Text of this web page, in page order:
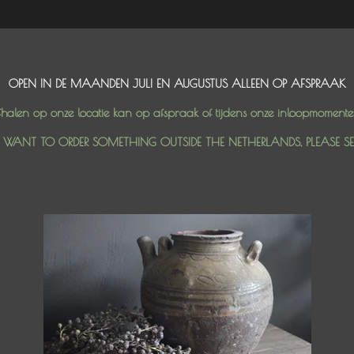
OPEN IN DE MAANDEN JULI EN AUGUSTUS ALLEEN OP AFSPRAAK
op onze locatie kan op afspraak of tijdens onze
TO ORDER SOMETHING OUTSIDE THE NETHERLANDS, PLEASE